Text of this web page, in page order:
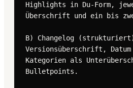
Highlights in Du-Form,
Überschrift und ein bis
B) Changelog
Versionsüberschrift, Datum
Kategorien als
Bulletpoints.